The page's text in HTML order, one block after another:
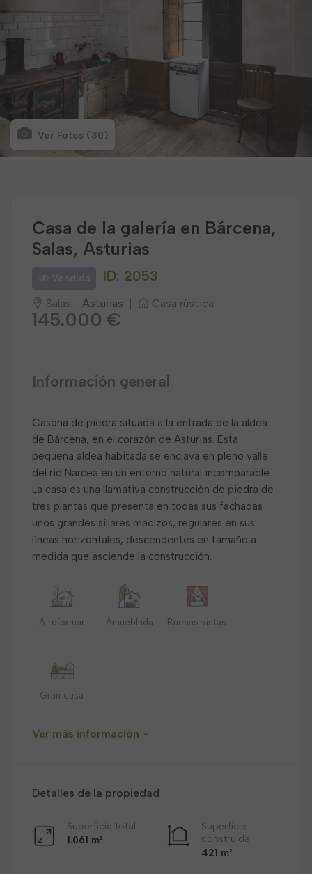
Ver Fotos (30)
Casa de la galería en Bárcena,
Salas, Asturias
ID: 2053
Salas - Asturias Casa rústica
145.000 €
Información general
Casona de piedra situada a la entrada de la aldea
de Bárcena, en el corazón de Asturias. Esta
pequeña aldea habitada se enclava en pleno valle
del río Narcea en un entorno natural incomparable.
La casa es una llamativa construcción de piedra de
tres plantas que presenta en todas sus fachadas
unos grandes sillares macizos, regulares en sus
líneas horizontales, descendentes en tamaño a
medida que asciende la construcción.
A reformar Amueblada Buenas vistas
Gran casa
Ver más información
Detalles de la propiedad
Superficie total
1.061 m²
Superficie
construida
421 m²